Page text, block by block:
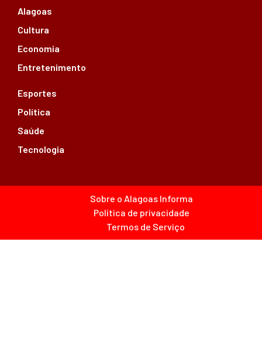
Alagoas
Cultura
Economia
Entretenimento
Esportes
Política
Saúde
Tecnologia
Sobre o Alagoas Informa
Política de privacidade
Termos de Serviço